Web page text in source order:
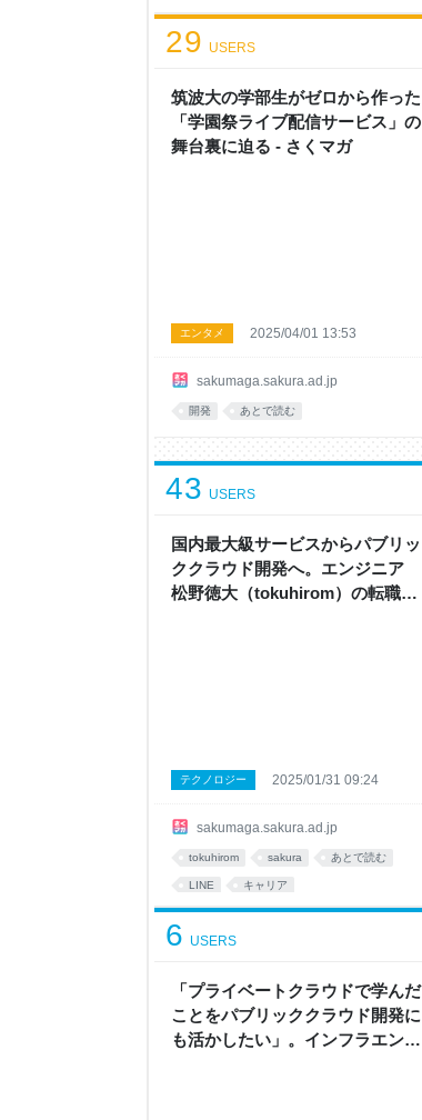
筑波大の学部生がゼロから作った
「学園祭ライブ配信サービス」の
舞台裏に迫る - さくマガ
29 USERS
sakumaga.sakura.ad.jp
エンタメ 2025/04/01 13:53
開発 あとで読む
国内最大級サービスからパブリッ
ククラウド開発へ。エンジニア
松野徳大（tokuhirom）の転職理
43 USERS
sakumaga.sakura.ad.jp
テクノロジー 2025/01/31 09:24
tokuhirom sakura あとで読む
LINE キャリア
「プライベートクラウドで学んだ
ことをパブリッククラウド開発に
も活かしたい」。インフラエンジ
6 USERS